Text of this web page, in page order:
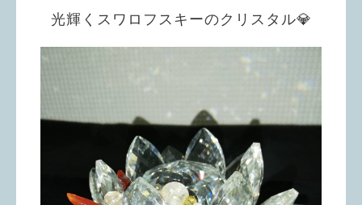
光輝くスワロフスキーのクリスタル💎